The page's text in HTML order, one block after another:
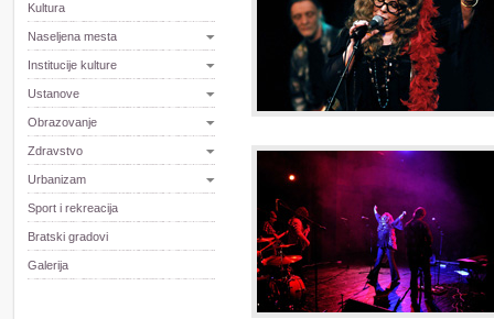
Kultura
Naselјena mesta
Institucije kulture
Ustanove
Obrazovanje
Zdravstvo
Urbanizam
Sport i rekreacija
Bratski gradovi
Galerija